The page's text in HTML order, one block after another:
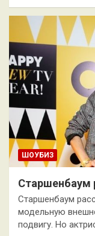
ШОУБИЗ
Старшенбаум
Старшенбаум
модельную
подвигу. Но